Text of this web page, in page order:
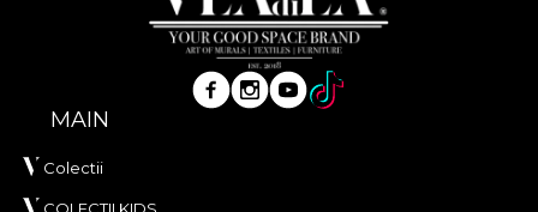
MAIN
Colectii